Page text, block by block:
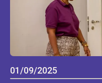
01/09/2025